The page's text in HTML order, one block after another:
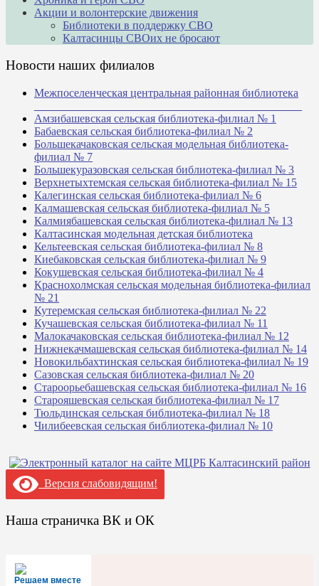
Акции и волонтерские движения
Библиотеки в поддержку СВО
Калтасинцы СВОих не бросают
Новости наших филиалов
Межпоселенческая центральная районная библиотека
Амзибашевская сельская библиотека-филиал № 1
Бабаевская сельская библиотека-филиал № 2
Большекачаковская сельская модельная библиотека-
филиал № 7
Большекуразовская сельская библиотека-филиал № 3
Верхнетыхтемская сельская библиотека-филиал № 15
Калегинская сельская библиотека-филиал № 6
Калмашевская сельская библиотека-филиал № 5
Калмиябашевская сельская библиотека-филиал № 13
Калтасинская модельная детская библиотека
Кельтеевская сельская библиотека-филиал № 8
Киебаковская сельская библиотека-филиал № 9
Кокушевская сельская библиотека-филиал № 4
Краснохолмская сельская модельная библиотека-филиал
№ 21
Кутеремская сельская библиотека-филиал № 22
Кучашевская сельская библиотека-филиал № 11
Малокачаковская сельская библиотека-филиал № 12
Нижнекачмашевская сельская библиотека-филиал № 14
Новокильбахтинская сельская библиотека-филиал № 19
Сазовская сельская библиотека-филиал № 20
Староорьебашевская сельская библиотека-филиал № 16
Старояшевская сельская библиотека-филиал № 17
Тюльдинская сельская библиотека-филиал № 18
Чилибеевская сельская библиотека-филиал № 10
Версия слабовидящим!
Наша страничка ВК и ОК
Решаем вместе